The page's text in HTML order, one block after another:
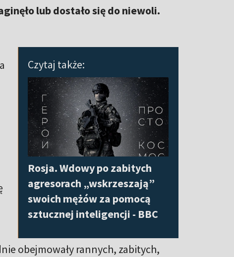
lub dostało się do niewoli.
Czytaj także:
Rosja. Wdowy po zabitych
agresorach „wskrzeszają”
swoich mężów za pomocą
sztucznej inteligencji - BBC
obejmowały rannych, zabitych,